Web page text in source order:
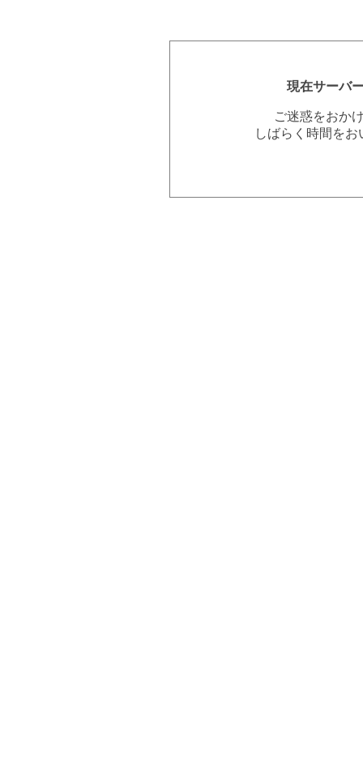
現在サーバ
ご迷惑をおか
しばらく時間を